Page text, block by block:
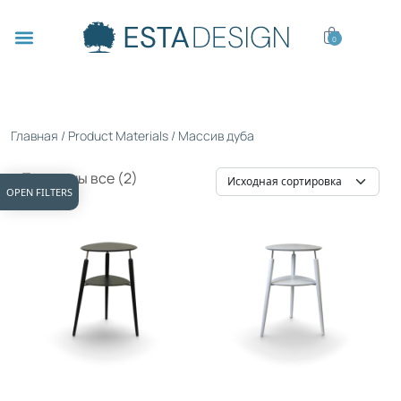
0
Главная / Product Materials / Массив дуба
OPEN FILTERS
Показаны все (2)